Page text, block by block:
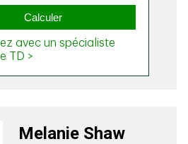
Melanie Shaw